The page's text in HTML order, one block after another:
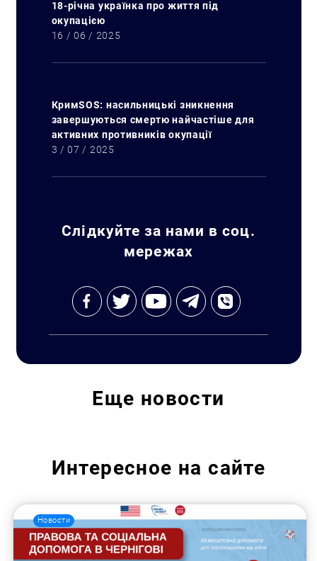
Искать:
18-річна українка про життя під
окупацією
16 / 06 / 2025
КримSOS: насильницькі зникнення
завершуються смертю найчастіше для
активних противників окупації
3 / 07 / 2025
Слідкуйте за нами в соц.
мережах
Еще новости
Интересное на сайте
Новости